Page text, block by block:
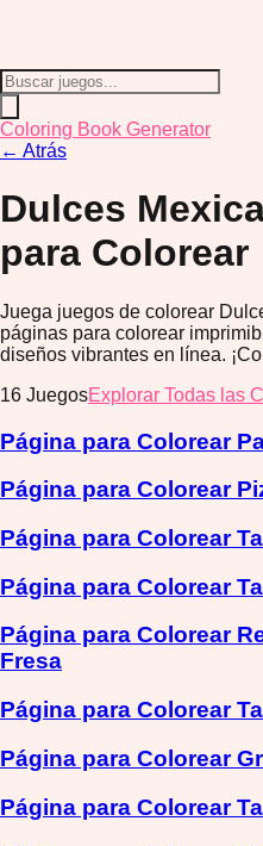
Coloring Book Generator
← Atrás
Dulces
para Colorear
Juega juegos de colorear
páginas para colorear
diseños vibrantes en línea.
16 JuegosExplorar Todas las
Página para Colorear
Página para Colorear
Página para Colorear
Página para Colorear
Página para Colorear
Fresa
Página para Colorear
Página para Colorear
Página para Colorear